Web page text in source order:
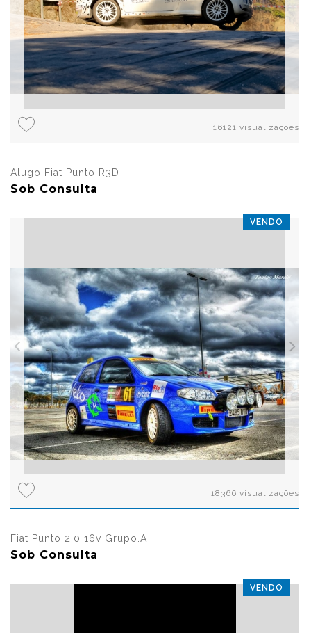
16121 visualizações
Alugo Fiat Punto R3D
Sob Consulta
VENDO
18366 visualizações
Fiat Punto 2.0 16v Grupo.A
Sob Consulta
VENDO